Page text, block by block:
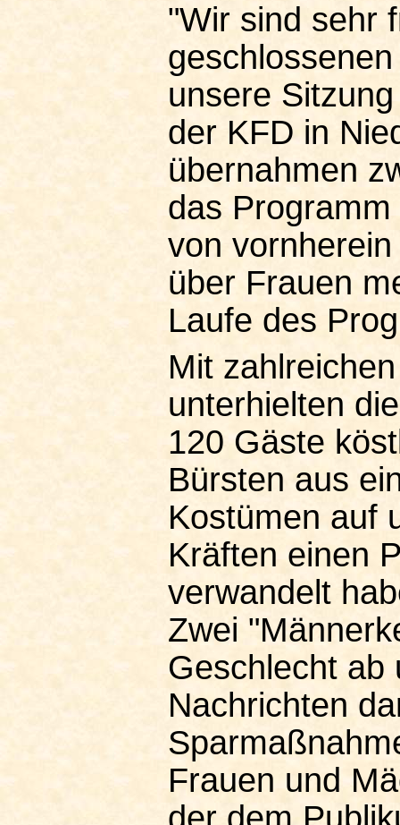
"Wir sind sehr
unsere
der KFD in
übernahmen
das
von
über Frauen
Laufe des
Mit
unterhielten
120 Gäste
Bürsten aus
Kostümen auf
Kräften einen
verwandelt
Zwei
Geschlecht ab
Nachrichten
Frauen und